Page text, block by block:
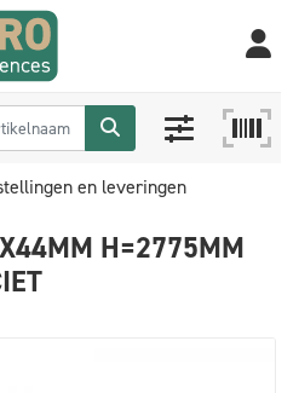
en leveringen
H=2775MM